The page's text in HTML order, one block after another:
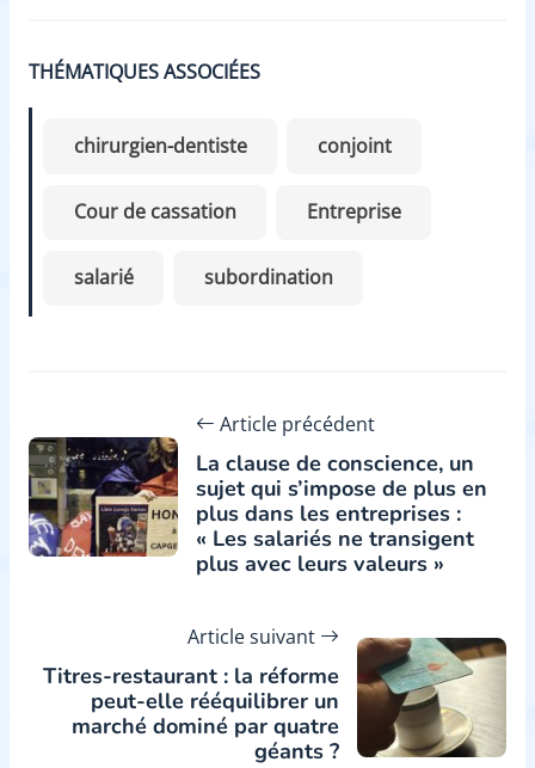
THÉMATIQUES ASSOCIÉES
chirurgien-dentiste conjoint
Cour de cassation Entreprise
salarié subordination
Article précédent
La clause de conscience, un
sujet qui s’impose de plus en
plus dans les entreprises :
« Les salariés ne transigent
plus avec leurs valeurs »
Article suivant
Titres-restaurant : la réforme
peut-elle rééquilibrer un
marché dominé par quatre
géants ?